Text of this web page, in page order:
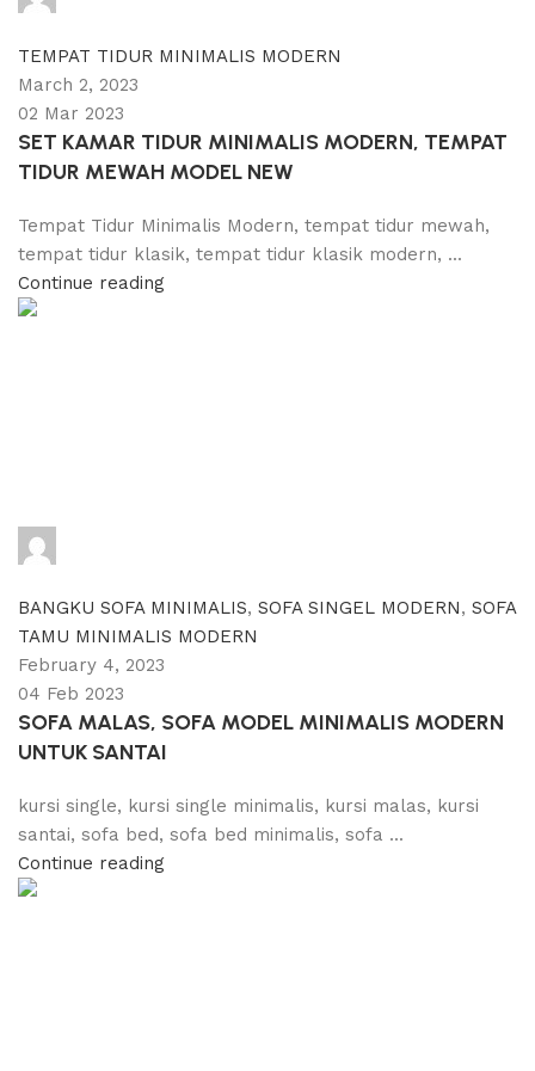
TEMPAT TIDUR MINIMALIS MODERN
March 2, 2023
02 Mar 2023
SET KAMAR TIDUR MINIMALIS MODERN, TEMPAT
TIDUR MEWAH MODEL NEW
Tempat Tidur Minimalis Modern, tempat tidur mewah,
tempat tidur klasik, tempat tidur klasik modern, ...
Continue reading
BANGKU SOFA MINIMALIS, SOFA SINGEL MODERN, SOFA
TAMU MINIMALIS MODERN
February 4, 2023
04 Feb 2023
SOFA MALAS, SOFA MODEL MINIMALIS MODERN
UNTUK SANTAI
kursi single, kursi single minimalis, kursi malas, kursi
santai, sofa bed, sofa bed minimalis, sofa ...
Continue reading